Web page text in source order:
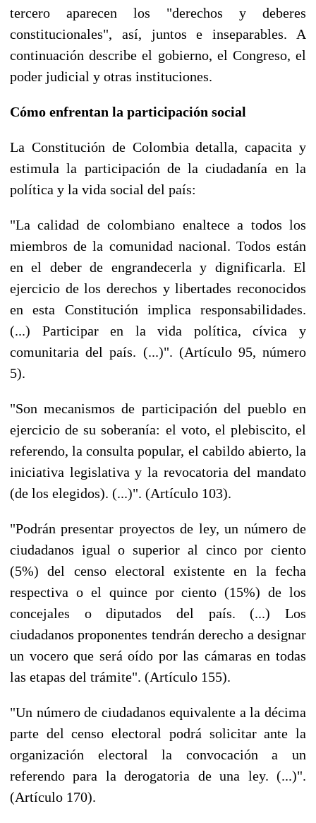
tercero aparecen los "derechos y deberes
constitucionales", así, juntos e inseparables. A
continuación describe el gobierno, el Congreso, el
poder judicial y otras instituciones.
Cómo enfrentan la participación social
La Constitución de Colombia detalla, capacita y
estimula la participación de la ciudadanía en la
política y la vida social del país:
"La calidad de colombiano enaltece a todos los
miembros de la comunidad nacional. Todos están
en el deber de engrandecerla y dignificarla. El
ejercicio de los derechos y libertades reconocidos
en esta Constitución implica responsabilidades.
(...) Participar en la vida política, cívica y
comunitaria del país. (...)". (Artículo 95, número
5).
"Son mecanismos de participación del pueblo en
ejercicio de su soberanía: el voto, el plebiscito, el
referendo, la consulta popular, el cabildo abierto, la
iniciativa legislativa y la revocatoria del mandato
(de los elegidos). (...)". (Artículo 103).
"Podrán presentar proyectos de ley, un número de
ciudadanos igual o superior al cinco por ciento
(5%) del censo electoral existente en la fecha
respectiva o el quince por ciento (15%) de los
concejales o diputados del país. (...) Los
ciudadanos proponentes tendrán derecho a designar
un vocero que será oído por las cámaras en todas
las etapas del trámite". (Artículo 155).
"Un número de ciudadanos equivalente a la décima
parte del censo electoral podrá solicitar ante la
organización electoral la convocación a un
referendo para la derogatoria de una ley. (...)".
(Artículo 170).